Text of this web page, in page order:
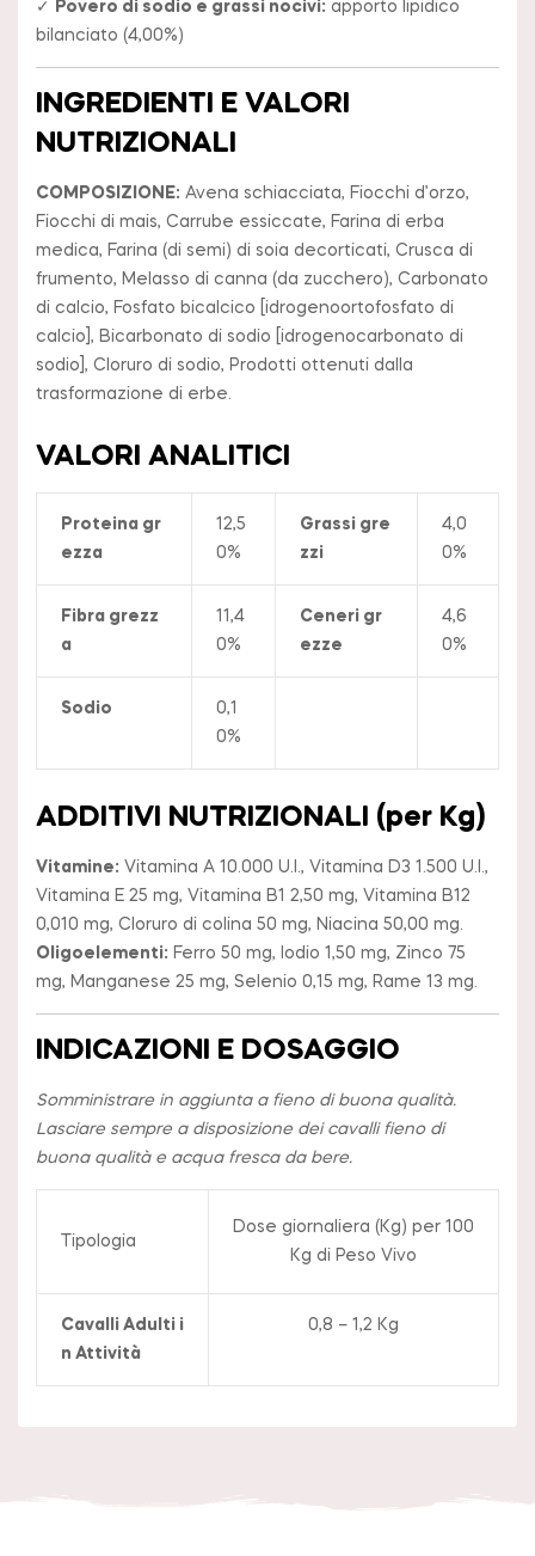
✓ Povero di sodio e grassi nocivi: apporto lipidico
bilanciato (4,00%)
INGREDIENTI E VALORI
NUTRIZIONALI
COMPOSIZIONE: Avena schiacciata, Fiocchi d’orzo,
Fiocchi di mais, Carrube essiccate, Farina di erba
medica, Farina (di semi) di soia decorticati, Crusca di
frumento, Melasso di canna (da zucchero), Carbonato
di calcio, Fosfato bicalcico [idrogenoortofosfato di
calcio], Bicarbonato di sodio [idrogenocarbonato di
sodio], Cloruro di sodio, Prodotti ottenuti dalla
trasformazione di erbe.
VALORI ANALITICI
Proteina gr
ezza
12,5
0%
Grassi gre
zzi
4,0
0%
Fibra grezz
a
11,4
0%
Ceneri gr
ezze
4,6
0%
Sodio
0,1
0%
ADDITIVI NUTRIZIONALI (per Kg)
Vitamine: Vitamina A 10.000 U.I., Vitamina D3 1.500 U.I.,
Vitamina E 25 mg, Vitamina B1 2,50 mg, Vitamina B12
0,010 mg, Cloruro di colina 50 mg, Niacina 50,00 mg.
Oligoelementi: Ferro 50 mg, Iodio 1,50 mg, Zinco 75
mg, Manganese 25 mg, Selenio 0,15 mg, Rame 13 mg.
INDICAZIONI E DOSAGGIO
Somministrare in aggiunta a fieno di buona qualità.
Lasciare sempre a disposizione dei cavalli fieno di
buona qualità e acqua fresca da bere.
Tipologia
Dose giornaliera (Kg) per 100
Kg di Peso Vivo
Cavalli Adulti i
n Attività
0,8 – 1,2 Kg